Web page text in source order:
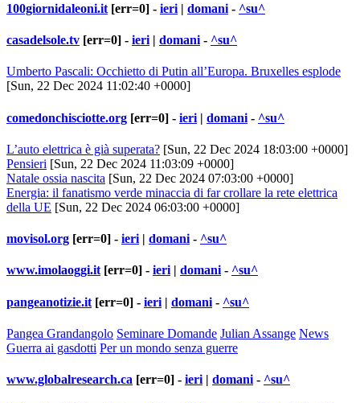
100giornidaleoni.it [err=0] - ieri | domani - ^su^
casadelsole.tv [err=0] - ieri | domani - ^su^
Umberto Pascali: Occhietto di Putin all’Europa. Bruxelles esplode
[Sun, 22 Dec 2024 11:02:40 +0000]
comedonchisciotte.org [err=0] - ieri | domani - ^su^
L’auto elettrica è già superata? [Sun, 22 Dec 2024 18:03:00 +0000]
Pensieri [Sun, 22 Dec 2024 11:03:09 +0000]
Natale ossia nascita [Sun, 22 Dec 2024 07:03:00 +0000]
Energia: il fanatismo verde minaccia di far crollare la rete elettrica
della UE [Sun, 22 Dec 2024 06:03:00 +0000]
movisol.org [err=0] - ieri | domani - ^su^
www.imolaoggi.it[err=0] - ieri| domani- ^su^
pangeanotizie.it [err=0] - ieri | domani - ^su^
Pangea Grandangolo Seminare Domande Julian Assange News
Guerra ai gasdotti Per un mondo senza guerre
www.globalresearch.ca [err=0] - ieri | domani - ^su^